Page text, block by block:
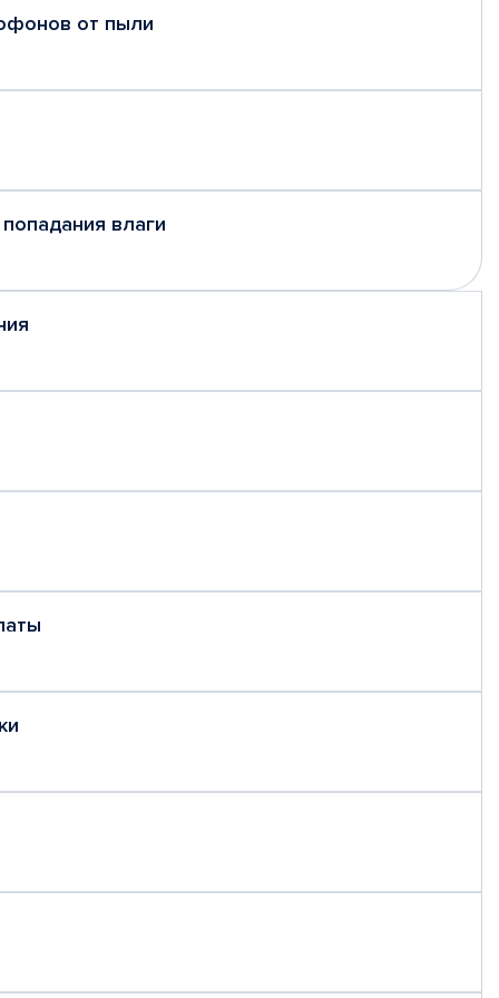
от пыли
влаги